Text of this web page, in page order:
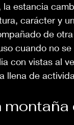
estancia
carácter y
de
cuando no
con vistas al
llena de